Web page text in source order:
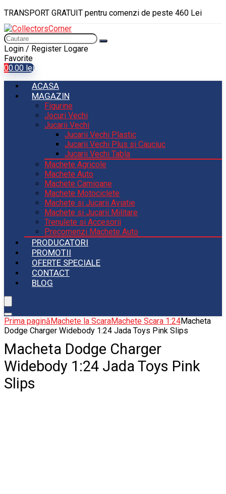
TRANSPORT GRATUIT pentru comenzi de peste 460 Lei
Login / Register Logare
Favorite
00.00 lei
ACASA
MAGAZIN
Figurine
Jocuri Vechi
Jucarii Vechi
Jucarii Vechi Plastic
Jucarii Vechi Plus si Cauciuc
Jucarii Vechi Tabla
Machete Agricole
Machete Auto
Machete Camioane
Machete Motociclete
Machete si Jucarii Aviatie
Machete si Jucarii Militare
Trenulete si Accesorii
Precomenzi Machete Auto
PRODUCATORI
PROMOTII
OFERTE SPECIALE
CONTACT
BLOG
Prima paginăMachete la ScaraMachete Scara 1:24Macheta
Dodge Charger Widebody 1:24 Jada Toys Pink Slips
Macheta Dodge Charger
Widebody 1:24 Jada Toys Pink
Slips